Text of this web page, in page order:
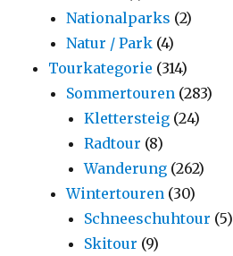
Nationalparks (2)
Natur / Park (4)
Tourkategorie (314)
Sommertouren (283)
Klettersteig (24)
Radtour (8)
Wanderung (262)
Wintertouren (30)
Schneeschuhtour (5)
Skitour (9)